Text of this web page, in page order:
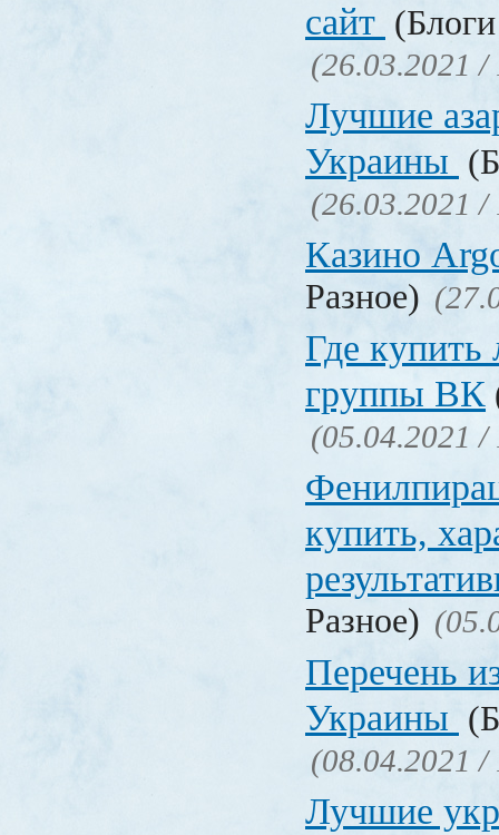
сайт
(26.03.2021 /
Лучшие
Украины
(26.03.2021 /
Казино
Разное)
Где купить
группы ВК
(05.04.2021 /
купить,
Разное)
Перечень
Украины
(08.04.2021 /
Лучшие